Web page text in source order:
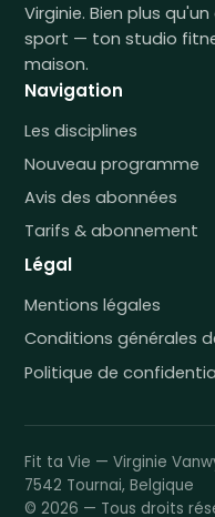
Virginie. Bien plus
sport — ton studio
maison.
Navigation
Les disciplines
Nouveau programme
Avis des abonnées
Tarifs & abonnement
Légal
Mentions légales
Conditions générales
Politique de
Fit ta Vie — Virginie
7542 Tournai, Belgique
© 2026 — Tous droits